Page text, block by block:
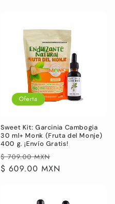
Oferta
Sweet Kit: Garcinia Cambogia
30 ml+ Monk (Fruta del Monje)
400 g. ¡Envío Gratis!
Precio
habitual
$ 709.00 MXN
de
$ 609.00 MXN